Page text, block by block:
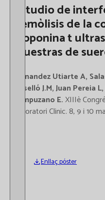
Estudio de
hemòlisis de la
troponina t
muestras de
Fernandez Utiarte A,
Roselló J.M, Juan
Campuzano E.XIIIè
Laboratori Clinic. 8, 9 i 10
Enllaç póster